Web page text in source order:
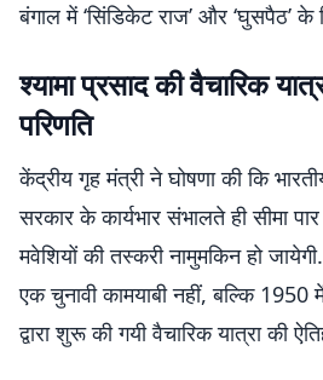
बंगाल में ‘सिंडिकेट राज’ और ‘घुसपैठ’
श्यामा प्रसाद की वैचारिक
परिणति
केंद्रीय गृह मंत्री ने घोषणा की कि
सरकार के कार्यभार संभालते ही सीमा
मवेशियों की तस्करी नामुमकिन हो
एक चुनावी कामयाबी नहीं, बल्कि 1950
द्वारा शुरू की गयी वैचारिक यात्रा की